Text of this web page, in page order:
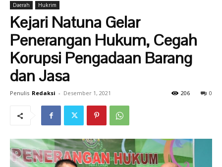
Daerah Hukrim
Kejari Natuna Gelar
Penerangan Hukum, Cegah
Korupsi Pengadaan Barang
dan Jasa
Penulis Redaksi - Desember 1, 2021 0
206